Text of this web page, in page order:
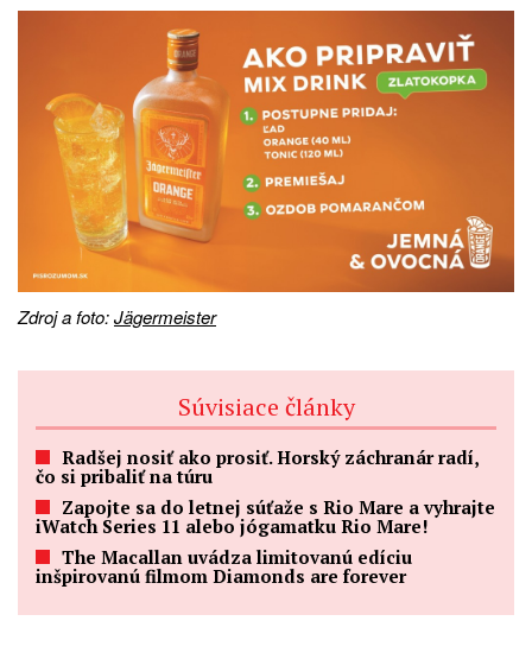
Zdroj a foto:Jägermeister
Súvisiace články
Radšej nosiť ako prosiť. Horský záchranár radí,
čo si pribaliť na túru
Zapojte sa do letnej súťaže s Rio Mare a vyhrajte
iWatch Series 11 alebo jógamatku Rio Mare!
The Macallan uvádza limitovanú edíciu
inšpirovanú filmom Diamonds are forever